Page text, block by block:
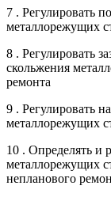
7 . Регулировать
металлорежущих
8 . Регулировать
скольжения
ремонта
9 . Регулировать
металлорежущих
10 . Определять и
металлорежущих
непланового